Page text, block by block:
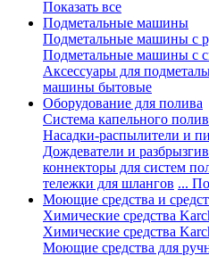
Показать все
Подметальные машины
Подметальные машины с
Подметальные машины с
Аксессуары для
машины бытовые
Оборудование для полива
Система капельного
Насадки-распылители и
Дождеватели и
коннекторы для систем
тележки для шлангов ...
Моющие средства и
Химические средства
Химические средства
Моющие средства для